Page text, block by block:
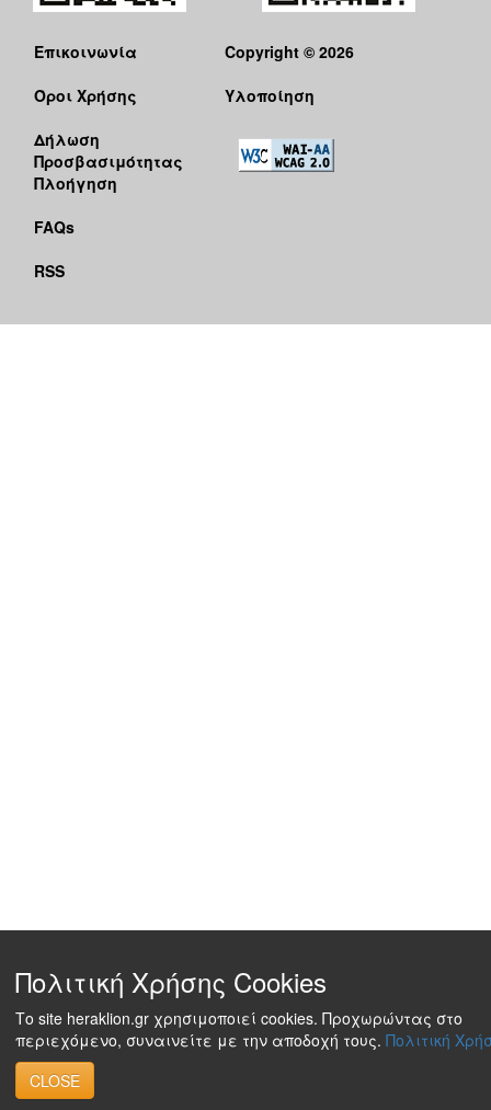
Επικοινωνία
Όροι Χρήσης
Δήλωση
Προσβασιμότητας
Πλοήγηση
FAQs
RSS
Copyright © 2026
Υλοποίηση
Πολιτική Χρήσης Cookies
Το site heraklion.gr χρησιμοποιεί cookies. Προχωρώντας στο
περιεχόμενο, συναινείτε με την αποδοχή τους. Πολιτική
CLOSE